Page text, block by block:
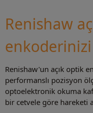
Renishaw
Renishaw'un açık optik
performanslı pozisyon
optoelektronik okuma
bir cetvele göre hareketi